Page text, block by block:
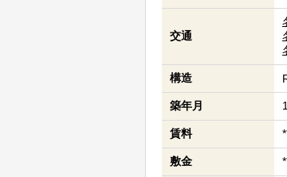
交通
構造
築年月
賃料
敷金